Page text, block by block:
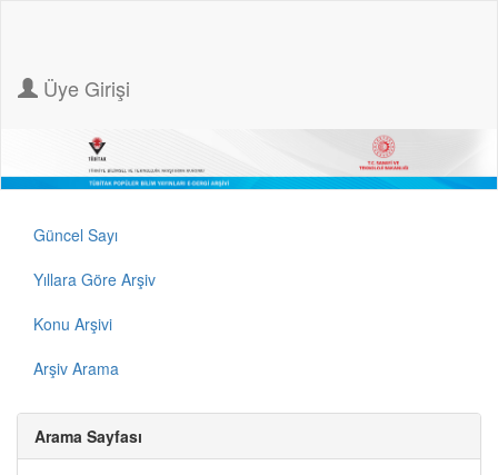
Üye Girişi
Güncel Sayı
Yıllara Göre Arşiv
Konu Arşivi
Arşiv Arama
Arama Sayfası